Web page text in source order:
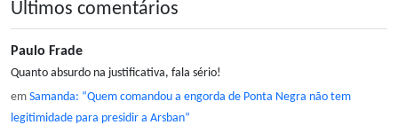
Últimos comentários
Paulo Frade
Quanto absurdo na justificativa, fala sério!
em Samanda: “Quem comandou a engorda de Ponta Negra não tem
legitimidade para presidir a Arsban”